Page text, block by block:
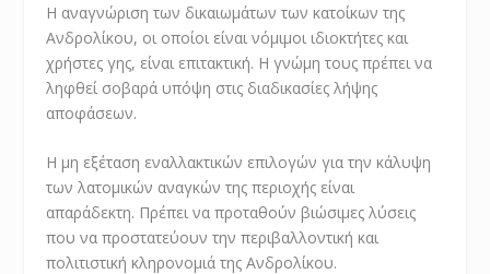
Η αναγνώριση των δικαιωμάτων των κατοίκων της
Ανδρολίκου, οι οποίοι είναι νόμιμοι ιδιοκτήτες και
χρήστες γης, είναι επιτακτική. Η γνώμη τους πρέπει να
ληφθεί σοβαρά υπόψη στις διαδικασίες λήψης
αποφάσεων.
Η μη εξέταση εναλλακτικών επιλογών για την κάλυψη
των λατομικών αναγκών της περιοχής είναι
απαράδεκτη. Πρέπει να προταθούν βιώσιμες λύσεις
που να προστατεύουν την περιβαλλοντική και
πολιτιστική κληρονομιά της Ανδρολίκου.